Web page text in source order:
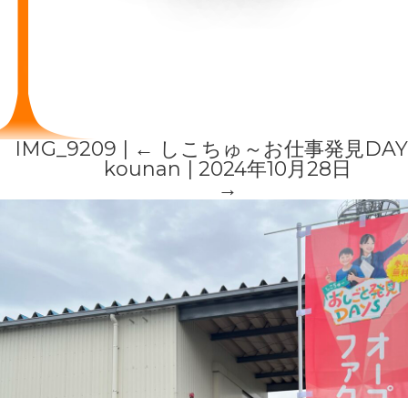
IMG_9209 ← しこちゅ～お仕事発見
kounan
2024年10月28日
→